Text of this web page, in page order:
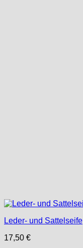
Leder- und Sattelseife
17,50 €